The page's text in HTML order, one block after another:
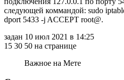
следующей коммандой: sudo
dport 5433 -j ACCEPT root@.
задан 10 июл 2021 в 14:25
15 30 50 на странице
Важное на Мете